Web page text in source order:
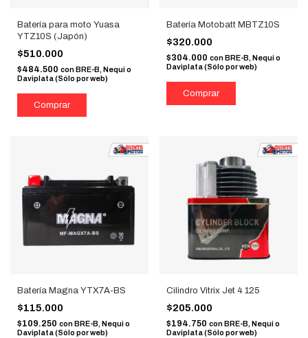
Batería para moto Yuasa
YTZ10S (Japón)
$510.000
$484.500 conBRE-B, Nequi o
Daviplata (Sólo por web)
Batería Motobatt MBTZ10S
$320.000
$304.000 con BRE-B, Nequi o
Daviplata (Sólo por web)
Batería Magna YTX7A-BS
$115.000
$109.250 con BRE-B, Nequi o
Daviplata (Sólo por web)
Cilindro Vitrix Jet 4 125
$205.000
$194.750 con BRE-B, Nequi o
Daviplata (Sólo por web)